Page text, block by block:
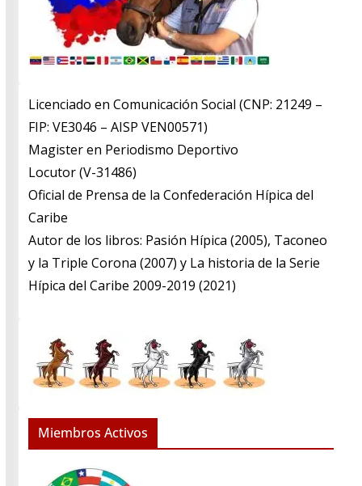
Licenciado en Comunicación Social (CNP: 21249 –
FIP: VE3046 – AISP VEN00571)
​Magister en Periodismo Deportivo
​Locutor (V-31486)
​Oficial de Prensa de la Confederación Hípica del
Caribe
​Autor de los libros: Pasión Hípica (2005), Taconeo
y la Triple Corona (2007) y La historia de la Serie
Hípica del Caribe 2009-2019 (2021)
Miembros Activos